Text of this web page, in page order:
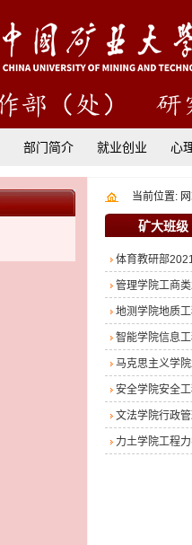
部门简介 就业创业 心
当前位置:
矿大班级
体育教研部
管理学院工商
地测学院地质
智能学院信息
马克思主义学
安全学院安全
文法学院行政
力土学院工程